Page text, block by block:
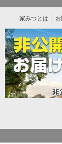
家みつとは